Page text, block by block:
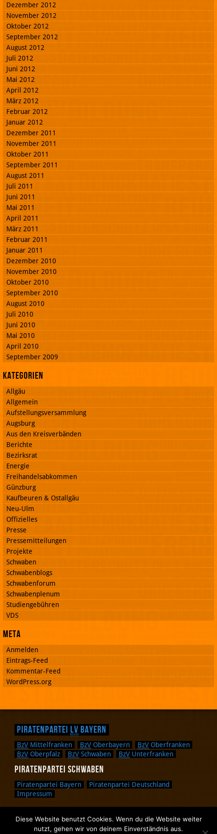
Dezember 2012
November 2012
Oktober 2012
September 2012
August 2012
Juli 2012
Juni 2012
Mai 2012
April 2012
März 2012
Februar 2012
Januar 2012
Dezember 2011
November 2011
Oktober 2011
September 2011
August 2011
Juli 2011
Juni 2011
Mai 2011
April 2011
März 2011
Februar 2011
Januar 2011
Dezember 2010
November 2010
Oktober 2010
September 2010
August 2010
Juli 2010
Juni 2010
Mai 2010
April 2010
September 2009
Kategorien
Allgäu
Allgemein
Aufstellungsversammlung
Augsburg
Aus den Kreisverbänden
Berichte
Bezirksrat
Energie
Freihandelsabkommen
Günzburg
Kaufbeuren & Ostallgäu
Neu-Ulm
Offizielles
Presse
Pressemitteilungen
Projekte
Schwaben
Schwabenblogs
Schwabenforum
Schwabenplenum
Studiengebühren
VDS
Meta
Anmelden
Eintrags-Feed
Kommentar-Feed
WordPress.org
Piratenpartei LV Bayern
BzV Mittelfranken BzV Oberbayern BzV Oberfranken
BzV Oberpfalz BzV Schwaben BzV Unterfranken
Piratenpartei Schwaben
Piratenpartei Bayern
Piratenpartei Deutschland
Impressum
Zurück nach oben.
Diese Website benutzt Cookies. Wenn du die Website weiter
nutzt, gehen wir von deinem Einverständnis aus.